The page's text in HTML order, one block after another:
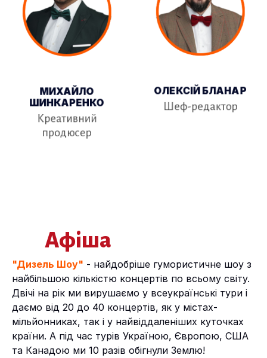
МИХАЙЛО
ШИНКАРЕНКО
Креативний
продюсер
ОЛЕКСІЙ БЛАНАР
Шеф-редактор
Афіша
"Дизель Шоу" - найдобріше гумористичне шоу з
найбільшою кількістю концертів по всьому світу.
Двічі на рік ми вирушаємо у всеукраїнські тури і
даємо від 20 до 40 концертів, як у містах-
мільйонниках, так і у найвіддаленіших куточках
країни. А під час турів Україною, Європою, США
та Канадою ми 10 разів обігнули Землю!